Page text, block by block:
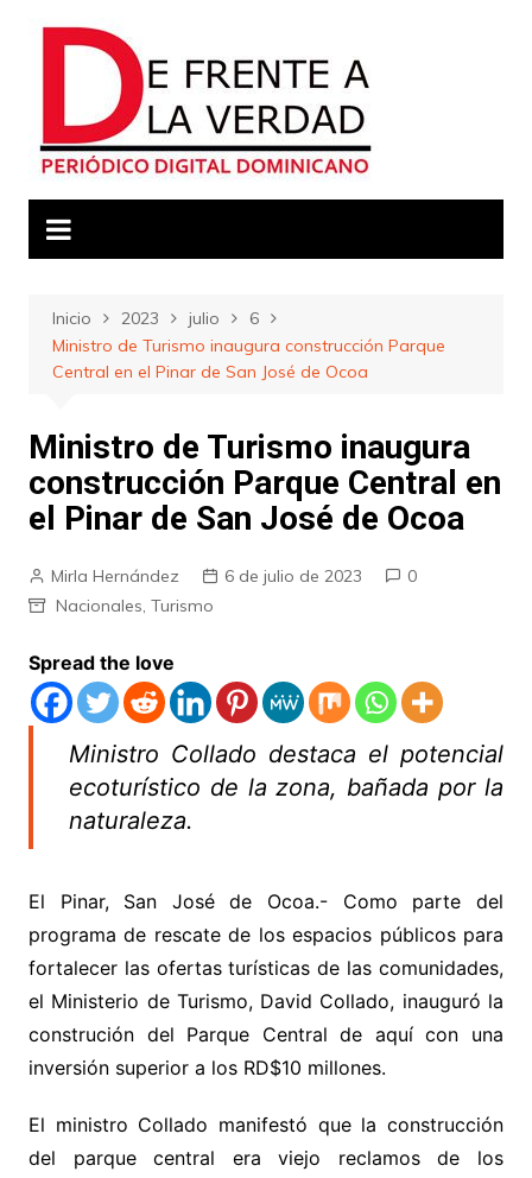
Inicio 2023 julio
6
Ministro de Turismo inaugura construcción Parque
Central en el Pinar de San José de Ocoa
Ministro de Turismo inaugura
construcción Parque Central en
el Pinar de San José de Ocoa
Mirla Hernández 6 de julio de 2023
0
Nacionales, Turismo
Spread the love
Ministro Collado destaca el potencial
ecoturístico de la zona, bañada por la
naturaleza.
El Pinar, San José de Ocoa.- Como parte del
programa de rescate de los espacios públicos para
fortalecer las ofertas turísticas de las comunidades,
el Ministerio de Turismo, David Collado, inauguró la
construción del Parque Central de aquí con una
inversión superior a los RD$10 millones.
El ministro Collado manifestó que la construcción
del parque central era viejo reclamos de los